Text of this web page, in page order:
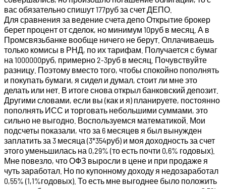
вас обязательно спишут 177руб за счет ДЕПО.
Для сравнения за ведение счета депо Открытие брокер
берет процент от сделок, но минимум 10руб в месяц. А в
Промсвязьбанке вообще ничего не берут. Оплачиваешь
только комисы в РНД, по их тарифам. Получается с бумаг
на 1000000руб, примерно 2-3руб в месяц. Почувствуйте
разницу. Поэтому вместо того, чтобы спокойно пополнять
и покупать бумаги, я сидел и думал, стоит ли мне это
делать или нет. В итоге снова открыл банковский депозит.
Другими словами, если вы (как и я) планируете, постоянно
пополнять ИСС и торговать небольшими суммами, это
сильно не выгодно. Воспользуемся математикой. Мои
подсчеты показали, что за 6 месяцев я был вынужден
заплатить за 3 месяца (3*354руб) и моя доходность за счет
этого уменьшилась на 0,29% (то есть почти 0,6% годовых).
Мне повезло, что ОФЗ выросли в цене и при продаже я
чуть заработал. Но по купонному доходу я недозаработал
0,55% (1,1%годовых). То есть мне выгоднее было положить